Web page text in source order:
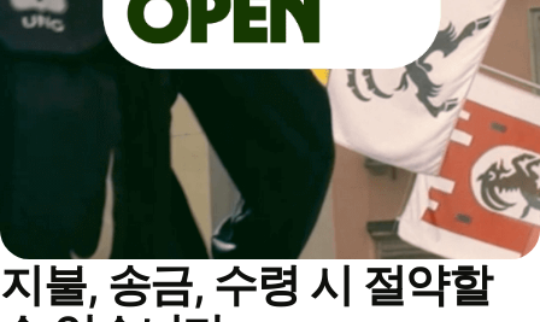
지불, 송금, 수령 시 절약할